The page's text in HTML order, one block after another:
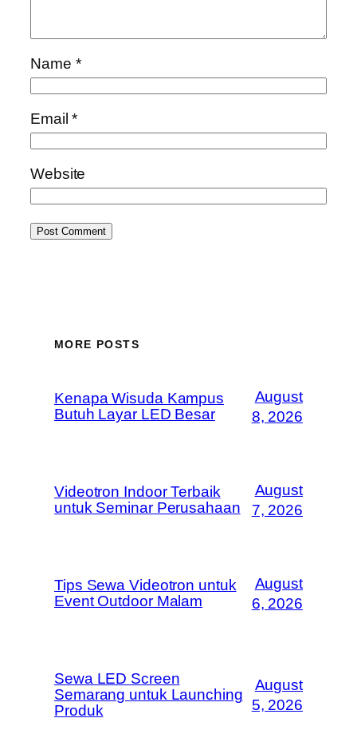
Name *
Email*
Website
MORE POSTS
Kenapa Wisuda Kampus
Butuh Layar LED Besar
August
8, 2026
Videotron Indoor Terbaik
untuk Seminar Perusahaan
August
7, 2026
Tips Sewa Videotron untuk
Event Outdoor Malam
August
6, 2026
Sewa LED Screen
Semarang untuk Launching
Produk
August
5, 2026